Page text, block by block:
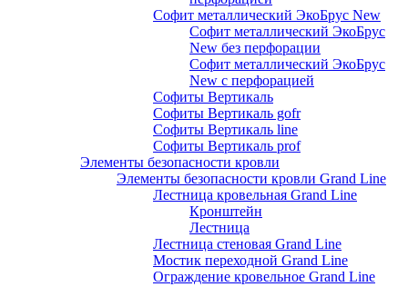
Софит металлический ЭкоБрус New
Софит металлический ЭкоБрус
New без перфорации
Софит металлический ЭкоБрус
New с перфорацией
Софиты Вертикаль
Софиты Вертикаль gofr
Софиты Вертикаль line
Софиты Вертикаль prof
Элементы безопасности кровли
Элементы безопасности кровли Grand Line
Лестница кровельная Grand Line
Кронштейн
Лестница
Лестница стеновая Grand Line
Мостик переходной Grand Line
Ограждение кровельное Grand Line